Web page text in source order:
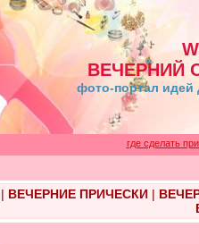
ВЕЧЕРНИЙ
фото-портал идей
где сделать
ВЕЧЕРНИЕ ПРИЧЕСКИ|